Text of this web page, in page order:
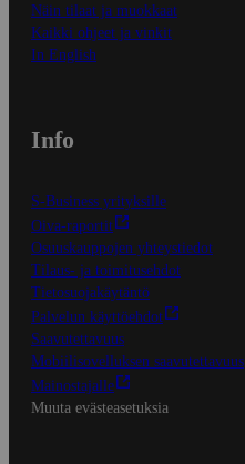
Näin tilaat ja muokkaat
Kaikki ohjeet ja vinkit
In English
Info
S-Business yrityksille
Oiva-raportit
Osuuskauppojen yhteystiedot
Tilaus- ja toimitusehdot
Tietosuojakäytäntö
Palvelun käyttöehdot
Saavutettavuus
Mobiilisovelluksen saavutettavuus
Mainostajalle
Muuta evästeasetuksia